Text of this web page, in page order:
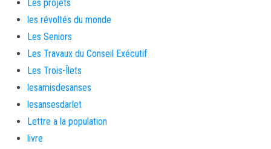
Les projets
les révoltés du monde
Les Seniors
Les Travaux du Conseil Exécutif
Les Trois-Îlets
lesamisdesanses
lesansesdarlet
Lettre a la population
livre